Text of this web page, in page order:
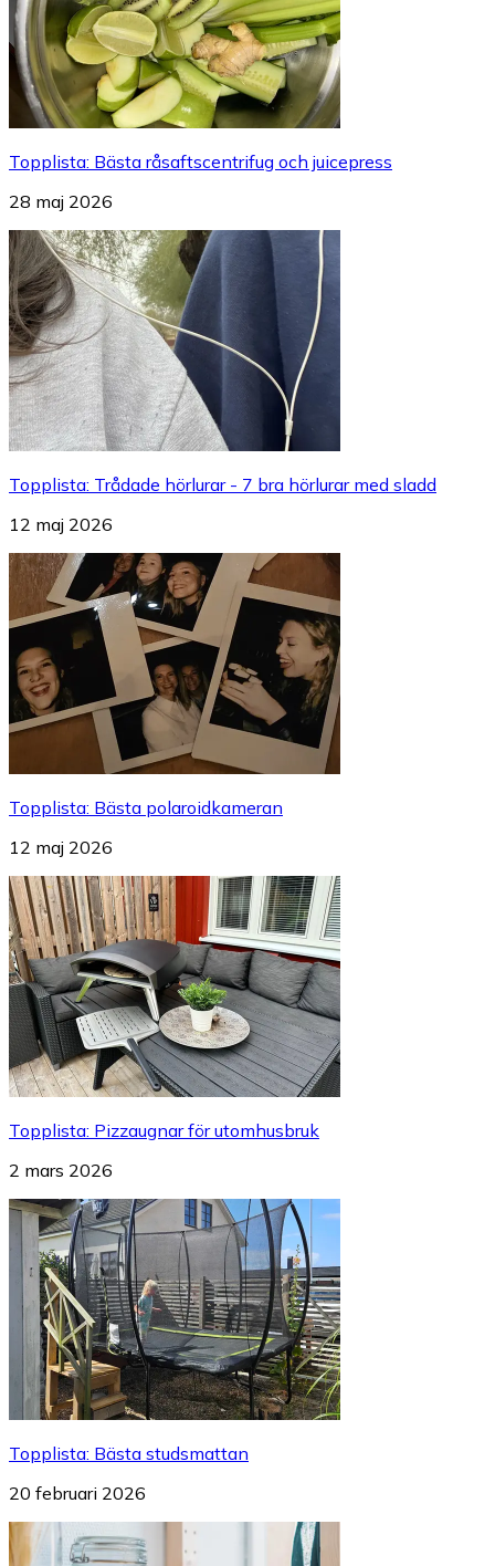
Topplista: Bästa råsaftscentrifug och juicepress
28 maj 2026
Topplista: Trådade hörlurar - 7 bra hörlurar med sladd
12 maj 2026
Topplista: Bästa polaroidkameran
12 maj 2026
Topplista: Pizzaugnar för utomhusbruk
2 mars 2026
Topplista: Bästa studsmattan
20 februari 2026